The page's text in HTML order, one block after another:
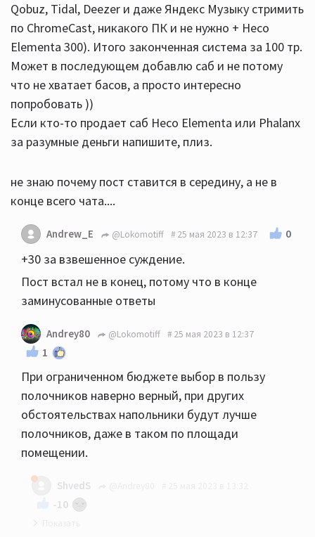
Qobuz, Tidal, Deezer и даже Яндекс Музыку стримить
по ChromeCast, никакого ПК и не нужно + Heco
Elementa 300). Итого законченная система за 100 тр.
Может в последующем добавлю саб и не потому
что не хватает басов, а просто интересно
попробовать ))
Если кто-то продает саб Heco Elementa или Phalanx
за разумные деньги напишите, плиз.
не знаю почему пост ставится в середину, а не в
конце всего чата....
Andrew_E @Lokomotiff 25 мая 2023 в 12:37 0
+30 за взвешенное суждение.
Пост встал не в конец, потому что в конце
заминусованные ответы
Andrey80 @Lokomotiff 25 мая 2023 в 12:37
1
При ограниченном бюджете выбор в пользу
полочников наверно верный, при других
обстоятельствах напольники будут лучше
полочников, даже в таком по площади
помещении.
ShvedS
-10